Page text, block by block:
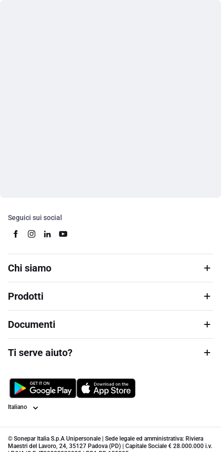
Seguici sui social
Chi siamo
Prodotti
Documenti
Ti serve aiuto?
Lingua
© Sonepar Italia S.p.A Unipersonale | Sede legale ed amministrativa: Riviera
Maestri del Lavoro, 24, 35127 Padova (PD) | Capitale Sociale € 28.000.000 i.v.